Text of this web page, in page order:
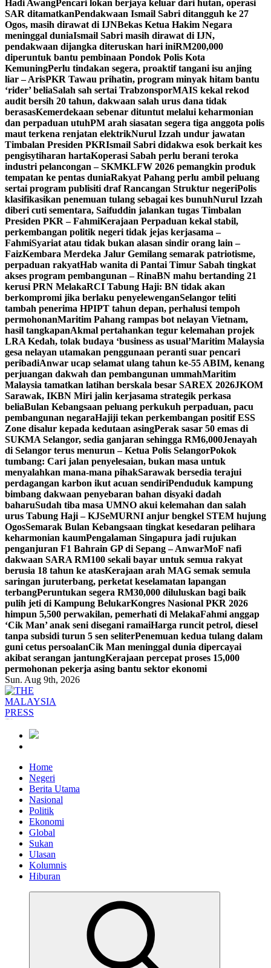
Hadi AwangPencari lokan berjaya keluar dari hutan, operasi
SAR ditamatkanPendakwaan Ismail Sabri ditangguh ke 27
Ogos, masih dirawat di IJNBekas Ketua Hakim Negara
meninggal duniaIsmail Sabri masih dirawat di IJN,
pendakwaan dijangka diteruskan hari iniRM200,000
diperuntuk bantu pembinaan Pondok Polis Kota
KemuningPerlu tindakan segera, proaktif tangani isu anjing
liar – ArisPKR Tawau prihatin, program minyak hitam bantu
‘rider’ beliaSalah sah sertai TrabzonsporMAIS kekal rekod
audit bersih 20 tahun, dakwaan salah urus dana tidak
berasasKemerdekaan sebenar dituntut melalui keharmonian
dan perpaduan utuhPM arah siasatan segera tiga anggota polis
maut terkena renjatan elektrikNurul Izzah undur jawatan
Timbalan Presiden PKRIsmail Sabri didakwa esok berkait kes
pengisytiharan hartaKoperasi Sabah perlu berani teroka
industri pelancongan – SKMKLFW 2026 pemangkin produk
tempatan ke pentas duniaRakyat Pahang perlu ambil peluang
sertai program publisiti draf Rancangan Struktur negeriPolis
klasifikasikan penemuan tulang sebagai kes bunuhNurul Izzah
diberi cuti sementara, Saifuddin jalankan tugas Timbalan
Presiden PKR – FahmiKerajaan Perpaduan kekal stabil,
perkembangan politik negeri tidak jejas kerjasama –
FahmiSyariat atau tidak bukan alasan sindir orang lain –
FaizKembara Merdeka Jalur Gemilang semarak patriotisme,
perpaduan rakyatHab wanita di Pantai Timur Sabah tingkat
akses program pembangunan – RinaBN mahu bertanding 21
kerusi PRN MelakaRCI Tabung Haji: BN tidak akan
berkompromi jika berlaku penyelewenganSelangor teliti
tambah penerima HPIPT tahun depan, perhalusi tempoh
permohonanMaritim Pahang rampas bot nelayan Vietnam,
hasil tangkapanAkmal pertahankan tegur kelemahan projek
LRA Kedah, tolak budaya ‘business as usual’Maritim Malaysia
gesa nelayan utamakan penggunaan peranti suar pencari
peribadiAnwar ucap selamat ulang tahun ke-55 ABIM, kenang
perjuangan dakwah dan pembangunan ummahMaritim
Malaysia tamatkan latihan berskala besar SAREX 2026JKOM
Sarawak, IKBN Miri jalin kerjasama strategik perkasa
beliaBulan Kebangsaan peluang perkukuh perpaduan, pacu
pembangunan negaraHajiji tekan perkembangan positif ESS
Zone disalur kepada kedutaan asingPerak sasar 50 emas di
SUKMA Selangor, sedia ganjaran sehingga RM6,000Jenayah
di Selangor terus menurun – Ketua Polis SelangorPokok
tumbang: Cari jalan penyelesaian, bukan masa untuk
menyalahkan mana-mana pihakSarawak bersedia terajui
perdagangan karbon ikut acuan sendiriPenduduk kampung
bimbang dakwaan penyebaran bahan disyaki dadah
baharuSudah tiba masa UMNO akui kelemahan dan salah
urus Tabung Haji – KJSeMURNI anjur bengkel STEM hujung
OgosSemarak Bulan Kebangsaan tingkat kesedaran pelihara
keharmonian kaumPengalaman Singapura jadi rujukan
penganjuran F1 Bahrain GP di Sepang – AnwarMoF nafi
dakwaan SARA RM100 sekali bayar untuk semua rakyat
berusia 18 tahun ke atasKerajaan arah MAG semak semula
saringan juruterbang, perketat keselamatan lapangan
terbangPeruntukan segera RM30,000 diluluskan bagi baik
pulih jeti di Kampung BelukarKongres Nasional PKR 2026
himpun 5,500 perwakilan, pemerhati di MelakaFahmi anggap
‘Cik Man’ anak seni disegani ramaiHarga runcit petrol, diesel
tanpa subsidi turun 5 sen seliterPenemuan kedua tulang dalam
guni cetus persoalanCik Man meninggal dunia dipercayai
akibat serangan jantungKerajaan percepat proses 15,000
permohonan pekerja asing bantu sektor ekonomi
Sun. Aug 9th, 2026
Home
Negeri
Berita Utama
Nasional
Politik
Ekonomi
Global
Sukan
Ulasan
Kolumnis
Hiburan